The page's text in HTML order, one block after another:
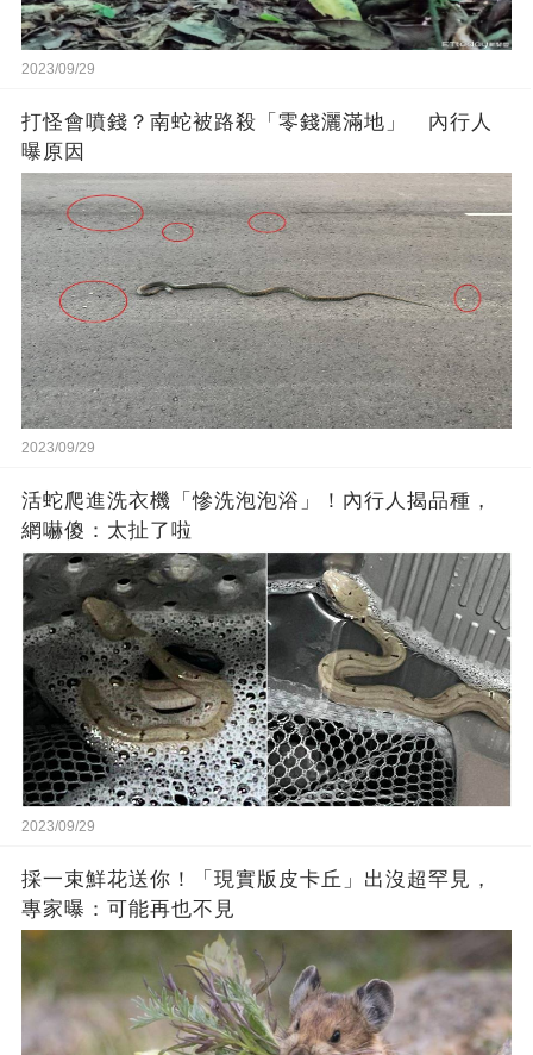
2023/09/29
打怪會噴錢？南蛇被路殺「零錢灑滿地」 內行人
曝原因
2023/09/29
活蛇爬進洗衣機「慘洗泡泡浴」！內行人揭品種，
網嚇傻：太扯了啦
2023/09/29
採一束鮮花送你！「現實版皮卡丘」出沒超罕見，
專家曝：可能再也不見